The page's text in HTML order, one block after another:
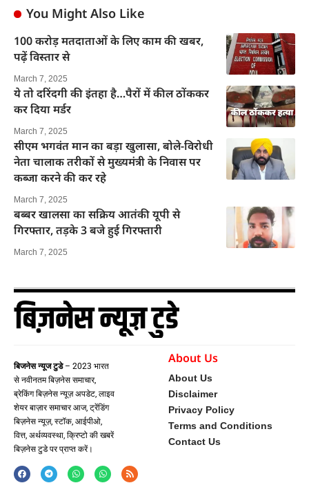
You Might Also Like
100 करोड़ मतदाताओं के लिए काम की खबर,
पढ़ें विस्तार से
March 7, 2025
ये तो दरिंदगी की इंतहा है…पैरों में कील ठोंककर
कर दिया मर्डर
March 7, 2025
सीएम भगवंत मान का बड़ा खुलासा, बोले-विरोधी
नेता चालाक तरीकों से मुख्यमंत्री के निवास पर
कब्जा करने की कर रहे
March 7, 2025
बब्बर खालसा का सक्रिय आतंकी यूपी से
गिरफ्तार, तड़के 3 बजे हुई गिरफ्तारी
March 7, 2025
बिजनेस न्यूज टुडे– 2023 भारत
से नवीनतम बिज़नेस समाचार,
ब्रेकिंग बिज़नेस न्यूज़ अपडेट, लाइव
शेयर बाज़ार समाचार आज, ट्रेंडिंग
बिज़नेस न्यूज़, स्टॉक, आईपीओ,
वित्त, अर्थव्यवस्था, क्रिप्टो की खबरें
बिज़नेस टुडे पर प्राप्त करें।
About Us
About Us
Disclaimer
Privacy Policy
Terms and Conditions
Contact Us